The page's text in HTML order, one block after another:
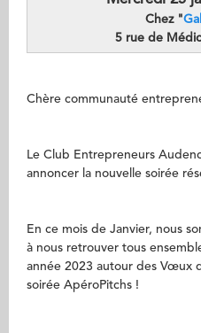
Chez "
5 rue de
Chère communauté
Le Club Entrepreneurs
annoncer la nouvelle soirée
En ce mois de Janvier, nous
à nous retrouver tous
année 2023 autour des Vœux
soirée ApéroPitchs !